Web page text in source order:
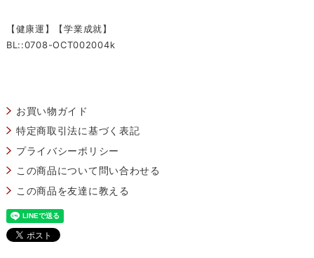
【健康運】【学業成就】
BL::0708-OCT002004k
お買い物ガイド
特定商取引法に基づく表記
プライバシーポリシー
この商品について問い合わせる
この商品を友達に教える